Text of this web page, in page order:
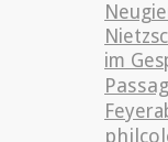
im